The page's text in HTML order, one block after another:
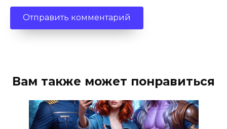
Вам также может понравиться